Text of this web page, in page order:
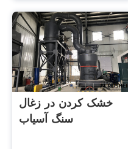
خشک کردن در زغال
سنگ آسیاب